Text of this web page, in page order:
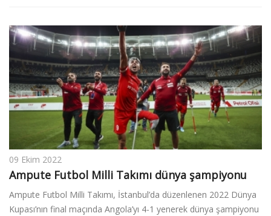
09 Ekim 2022
Ampute Futbol Milli Takımı dünya şampiyonu
Ampute Futbol Milli Takımı, İstanbul’da düzenlenen 2022 Dünya
Kupası’nın final maçında Angola’yı 4-1 yenerek dünya şampiyonu